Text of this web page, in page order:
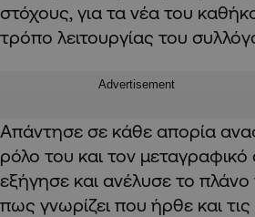
στόχους, για τα νέα του
τρόπο λειτουργίας του
Advertisement
Απάντησε σε κάθε απορία
ρόλο του και τον μεταγραφικό
εξήγησε και ανέλυσε το πλάνο
πως γνωρίζει που ήρθε και